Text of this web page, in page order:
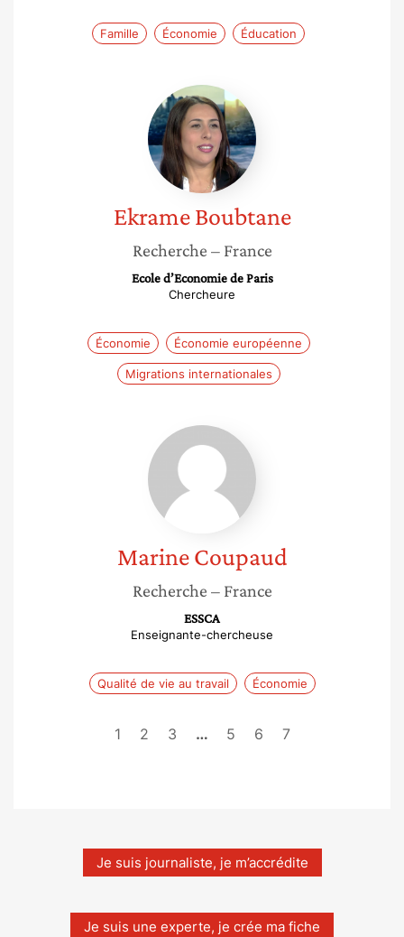
Famille Économie Éducation
Ekrame
Boubtane
Ekrame Boubtane
Recherche – France
Ecole d’Economie de Paris
Chercheure
Économie Économie européenne
Migrations internationales
Marine
Coupaud
Marine Coupaud
Recherche – France
ESSCA
Enseignante-chercheuse
Qualité de vie au travail Économie
1 2 3 … 5 6 7
Je suis journaliste, je m’accrédite
Je suis une experte, je crée ma fiche